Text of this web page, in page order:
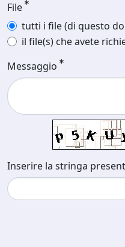
File
tutti i file (di questo
il file(s) che avete
Messaggio
Inserire la stringa